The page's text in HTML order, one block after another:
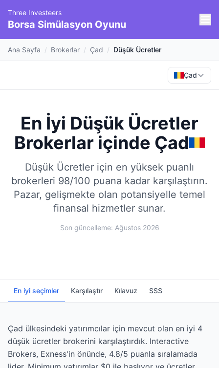
Three Investeers
Borsa Simülasyon Oyunu
Ana Sayfa / Brokerlar / Çad / Düşük Ücretler
Çad
En İyi Düşük Ücretler
Brokerlar içinde Çad
Düşük Ücretler için en yüksek puanlı
brokerleri 98/100 puana kadar karşılaştırın.
Pazar, gelişmekte olan potansiyelle temel
finansal hizmetler sunar.
Son güncelleme: Ağustos 2026
En iyi seçimler Karşılaştır Kılavuz SSS
Çad ülkesindeki yatırımcılar için mevcut olan en iyi 4
düşük ücretler brokerini karşılaştırdık. Interactive
Brokers, Exness'in önünde, 4.8/5 puanla sıralamada